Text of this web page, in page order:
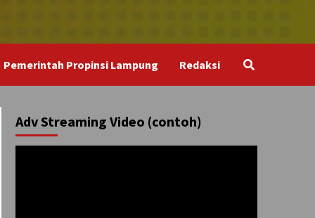
Pemerintah Propinsi Lampung Redaksi
Adv Streaming Video (contoh)